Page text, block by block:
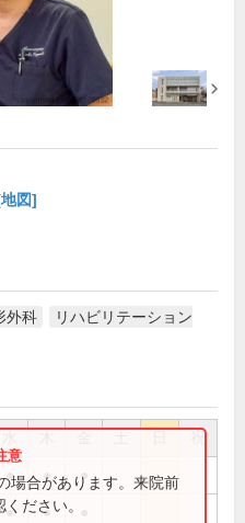
図]
外科
リハビリテーション
祝
● ● ●
● ●
場合があります。来院前
ださい。